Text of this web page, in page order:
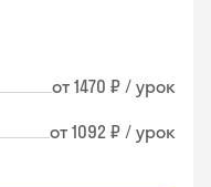
от 1470 ₽ / урок
от 1092 ₽ / урок